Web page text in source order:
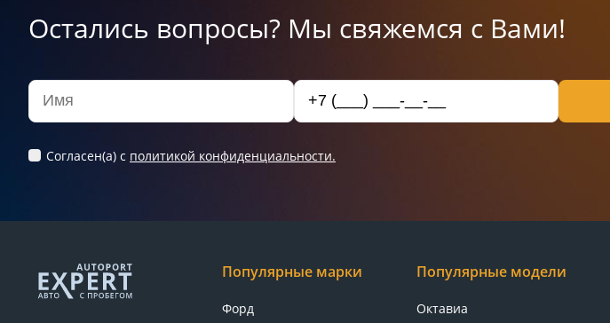
Остались вопросы? Мы свяжемся с Вами!
Согласен(а) c политикой конфиденциальности.
Популярные марки
Форд
Популярные модели
Октавиа